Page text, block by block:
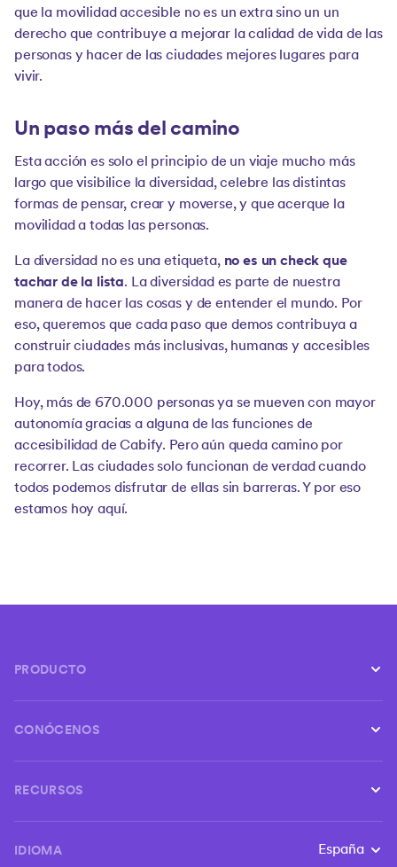
que la movilidad accesible no es un extra sino un un
derecho que contribuye a mejorar la calidad de vida de las
personas y hacer de las ciudades mejores lugares para
vivir.
Un paso más del camino
Esta acción es solo el principio de un viaje mucho más
largo que visibilice la diversidad, celebre las distintas
formas de pensar, crear y moverse, y que acerque la
movilidad a todas las personas.
La diversidad no es una etiqueta, no es un check que
tachar de la lista. La diversidad es parte de nuestra
manera de hacer las cosas y de entender el mundo. Por
eso, queremos que cada paso que demos contribuya a
construir ciudades más inclusivas, humanas y accesibles
para todos.
Hoy, más de 670.000 personas ya se mueven con mayor
autonomía gracias a alguna de las funciones de
accesibilidad de Cabify. Pero aún queda camino por
recorrer. Las ciudades solo funcionan de verdad cuando
todos podemos disfrutar de ellas sin barreras. Y por eso
estamos hoy aquí.
PRODUCTO
CONÓCENOS
RECURSOS
IDIOMA
España